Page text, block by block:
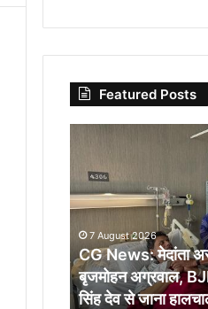
Featured Posts
मेदांता
अस्पताल
पहुंचे
बृजमोहन
अग्रवाल,
BJP
प्रदेश
7 August 2026
CG News: मेदांता
बृजमोहन अग्रवाल,
सिंह देव से जाना